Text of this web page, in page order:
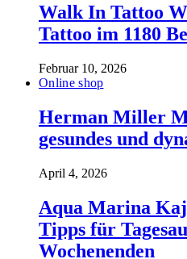
Walk In Tattoo
Tattoo im 1180
Februar 10, 2026
Online shop
Herman Miller
gesundes und
April 4, 2026
Aqua Marina
Tipps für
Wochenenden